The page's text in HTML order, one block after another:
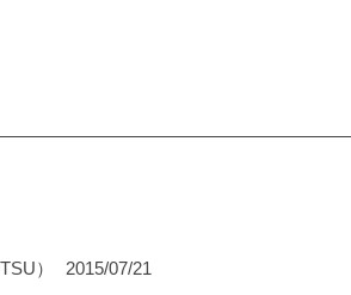
） 2015/07/21